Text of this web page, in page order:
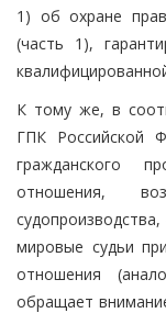
1) об охране
(часть 1),
К тому же, в
ГПК Российской
гражданского
отношения,
мировые судьи
отношения
обращает